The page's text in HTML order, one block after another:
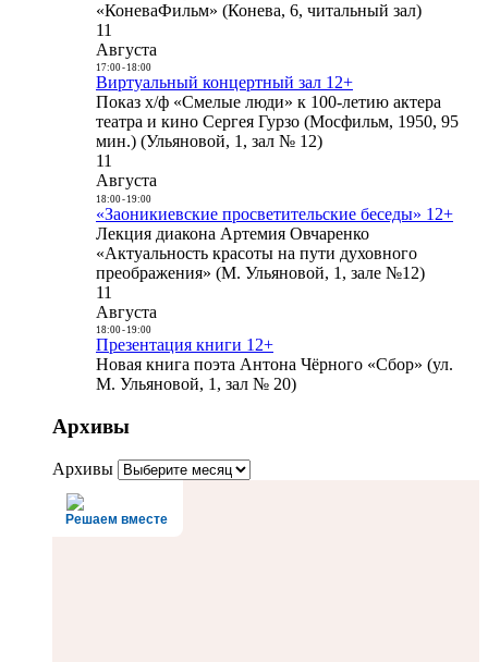
«КоневаФильм» (Конева, 6, читальный зал)
11
Августа
17:00- 18:00
Виртуальный концертный зал 12+
Показ х/ф «Смелые люди» к 100-летию актера
театра и кино Сергея Гурзо (Мосфильм, 1950, 95
мин.) (Ульяновой, 1, зал № 12)
11
Августа
18:00- 19:00
«Заоникиевские просветительские беседы» 12+
Лекция диакона Артемия Овчаренко
«Актуальность красоты на пути духовного
преображения» (М. Ульяновой, 1, зале №12)
11
Августа
18:00- 19:00
Презентация книги 12+
Новая книга поэта Антона Чёрного «Сбор» (ул.
М. Ульяновой, 1, зал № 20)
Архивы
Архивы
Решаем вместе